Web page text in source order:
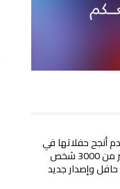
أنجح حفلاتها في
تونس أمام أكثر من 3000 شخص
وإصدار جديد